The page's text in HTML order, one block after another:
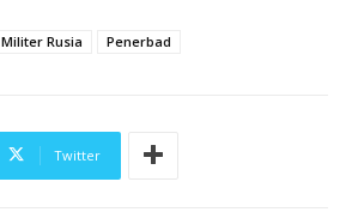
Militer Rusia Penerbad
Twitter